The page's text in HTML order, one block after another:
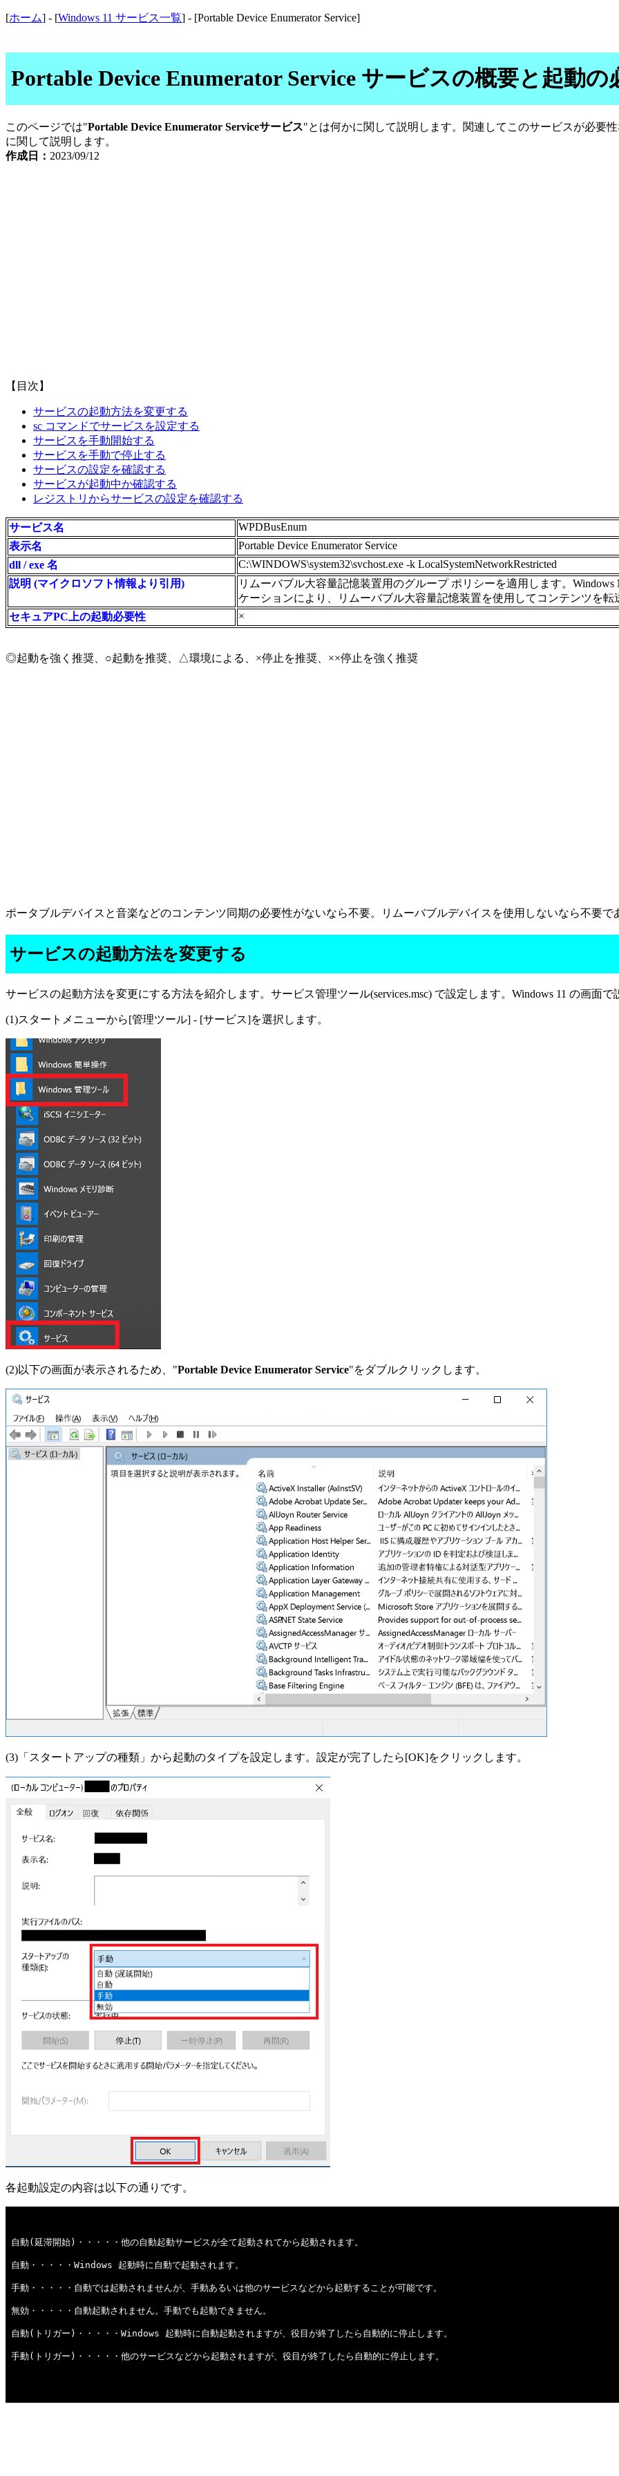
[ホーム] - [Windows 11 サービス一覧] - [Portable Device Enumerator Service]
Portable Device Enumerator Service サービスの概要と起動の
このページでは"Portable Device Enumerator Serviceサービス"とは何かに関して説明します。関連してこのサービスが必要
に関して説明します。
作成日： 2023/09/12
【目次】
サービスの起動方法を変更する
sc コマンドでサービスを設定する
サービスを手動開始する
サービスを手動で停止する
サービスの設定を確認する
サービスが起動中か確認する
レジストリからサービスの設定を確認する
サービス名
WPDBusEnum
表示名
Portable Device Enumerator Service
dll / exe 名
C:\WINDOWS\system32\svchost.exe -k LocalSystemNetworkRestricted
説明 (マイクロソフト情報より引用)
リムーバブル大容量記憶装置用のグループ ポリシーを適用します。
ケーションにより、リムーバブル大容量記憶装置を使用してコンテンツを
セキュアPC上の起動必要性
×
◎起動を強く推奨、○起動を推奨、△環境による、×停止を推奨、××停止を強く推奨
ポータブルデバイスと音楽などのコンテンツ同期の必要性がないなら不要。リムーバブルデバイスを使用しないなら不要で
サービスの起動方法を変更する
サービスの起動方法を変更にする方法を紹介します。サービス管理ツール(services.msc) で設定します。Windows 11 の画面で
(1)スタートメニューから[管理ツール] - [サービス]を選択します。
(2)以下の画面が表示されるため、"Portable Device Enumerator Service"をダブルクリックします。
(3)「スタートアップの種類」から起動のタイプを設定します。設定が完了したら[OK]をクリックします。
各起動設定の内容は以下の通りです。
自動(延滞開始)・・・・・他の自動起動サービスが全て起動されてから起動されます。
自動・・・・・Windows 起動時に自動で起動されます。
手動・・・・・自動では起動されませんが、手動あるいは他のサービスなどから起動することが可能です。
無効・・・・・自動起動されません。手動でも起動できません。
自動(トリガー)・・・・・Windows 起動時に自動起動されますが、役目が終了したら自動的に停止します。
手動(トリガー)・・・・・他のサービスなどから起動されますが、役目が終了したら自動的に停止します。